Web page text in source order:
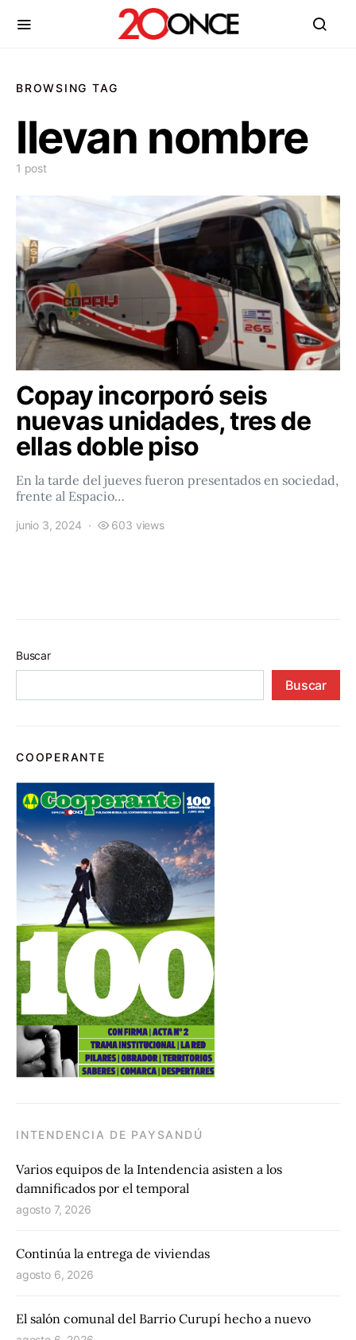
BROWSING TAG
llevan nombre
1 post
Copay incorporó seis
nuevas unidades, tres de
ellas doble piso
En la tarde del jueves fueron presentados en sociedad,
frente al Espacio…
junio 3, 2024 603 views
Buscar
Buscar
COOPERANTE
INTENDENCIA DE PAYSANDÚ
Varios equipos de la Intendencia asisten a los
damnificados por el temporal
agosto 7, 2026
Continúa la entrega de viviendas
agosto 6, 2026
El salón comunal del Barrio Curupí hecho a nuevo